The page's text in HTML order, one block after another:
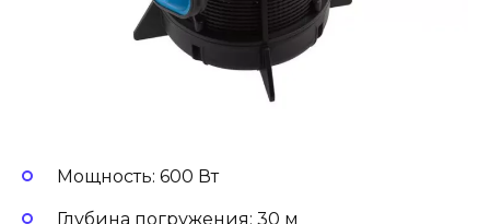
Мощность: 600 Вт
Глубина погружения: 30 м